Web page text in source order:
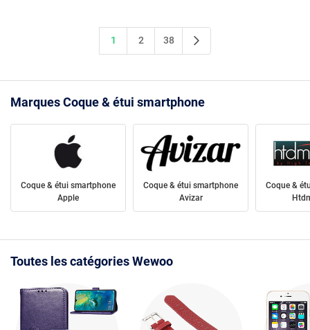
1 2 38
Marques Coque & étui smartphone
Coque & étui smartphone
Apple
Coque & étui smartphone
Avizar
Coque &
Toutes les catégories Wewoo